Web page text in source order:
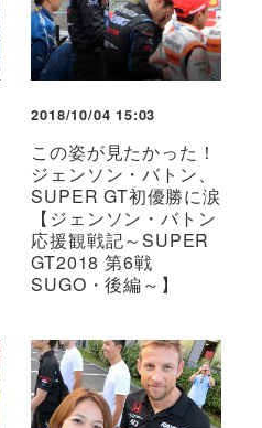
2018/10/04 15:03
この姿が見たかった！
ジェンソン・バトン、
SUPER GT初優勝に涙
【ジェンソン・バトン
応援観戦記～SUPER
GT2018 第6戦
SUGO・後編～】